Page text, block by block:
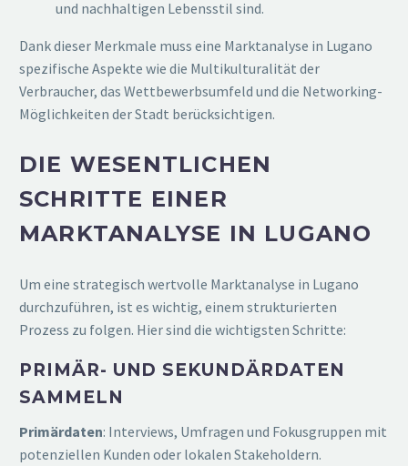
und nachhaltigen Lebensstil sind.
Dank dieser Merkmale muss eine Marktanalyse in Lugano
spezifische Aspekte wie die Multikulturalität der
Verbraucher, das Wettbewerbsumfeld und die Networking-
Möglichkeiten der Stadt berücksichtigen.
DIE WESENTLICHEN
SCHRITTE EINER
MARKTANALYSE IN LUGANO
Um eine strategisch wertvolle Marktanalyse in Lugano
durchzuführen, ist es wichtig, einem strukturierten
Prozess zu folgen. Hier sind die wichtigsten Schritte:
PRIMÄR- UND SEKUNDÄRDATEN
SAMMELN
Primärdaten: Interviews, Umfragen und Fokusgruppen mit
potenziellen Kunden oder lokalen Stakeholdern.